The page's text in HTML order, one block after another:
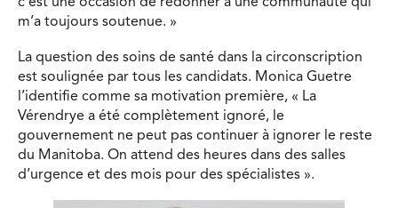
c’est une occasion de redonner à une communauté qui
m’a toujours soutenue. »
La question des soins de santé dans la circonscription
est soulignée par tous les candidats. Monica Guetre
l’identifie comme sa motivation première, « La
Vérendrye a été complètement ignoré, le
gouvernement ne peut pas continuer à ignorer le reste
du Manitoba. On attend des heures dans des salles
d’urgence et des mois pour des spécialistes ».